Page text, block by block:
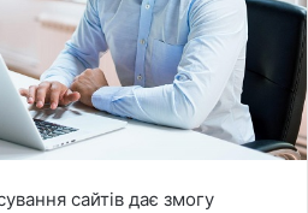
сайтів дає змогу